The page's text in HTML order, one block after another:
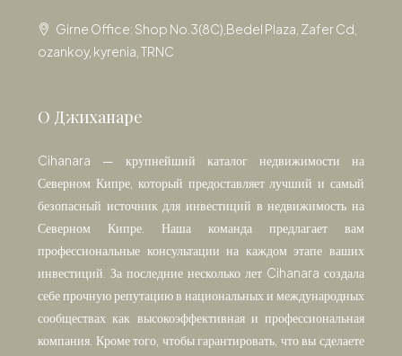
Girne Office: Shop No.3(8C),Bedel Plaza, Zafer Cd,
ozankoy, kyrenia, TRNC
О Джиханаре
Cihanara — крупнейший каталог недвижимости на
Северном Кипре, который предоставляет лучший и самый
безопасный источник для инвестиций в недвижимость на
Северном Кипре. Наша команда предлагает вам
профессиональные консультации на каждом этапе ваших
инвестиций. За последние несколько лет Cihanara создала
себе прочную репутацию в национальных и международных
сообществах как высокоэффективная и профессиональная
компания. Кроме того, чтобы гарантировать, что вы сделаете